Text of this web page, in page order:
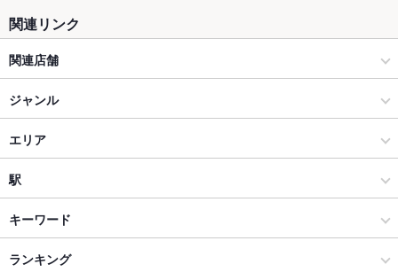
関連リンク
関連店舗
goodspoon グッドスプーン
ジャンル
イタリアン・フレンチ
イタリアン
パスタ・ピザ
淀屋橋・本町・北浜・天満橋 × イタリアン・フレンチ
エリア
大阪城公園
大阪城公園 × イタリアン・フレンチ
大阪城公園 × イタリアン
駅
大阪城公園駅
大阪ビジネスパーク駅
キーワード
エビ料理
ランキング